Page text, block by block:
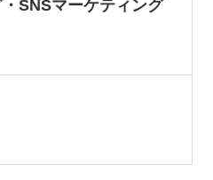
SNSマーケティング